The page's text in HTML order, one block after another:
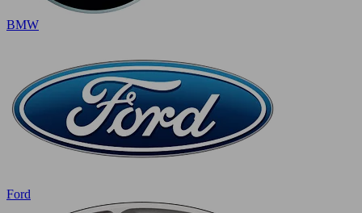
BMW
Ford